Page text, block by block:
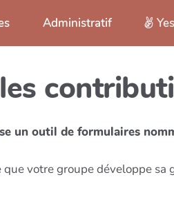
Administratif
un outil de formulaires
votre groupe développe sa